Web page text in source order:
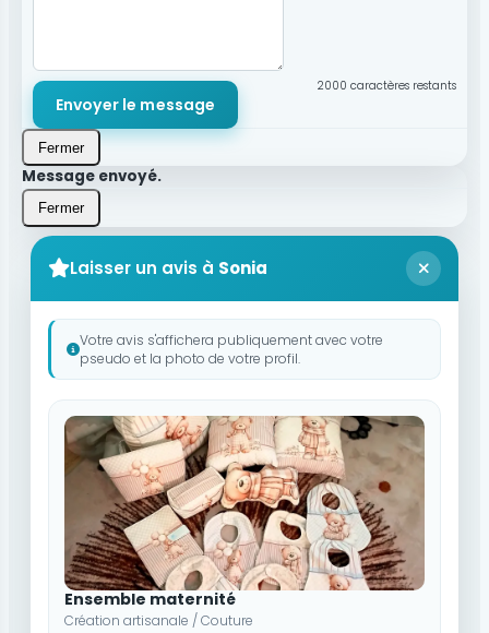
2000 caractères restants
Envoyer le message
Fermer
Message envoyé.
Fermer
Laisser un avis à Sonia
Votre avis s'affichera publiquement avec votre
pseudo et la photo de votre profil.
Ensemble maternité
Création artisanale / Couture